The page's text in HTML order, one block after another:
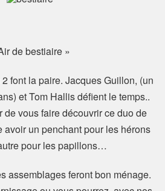
de bestiaire »
font la paire. Jacques Guillon, (un
et Tom Hallis défient le temps..
de vous faire découvrir ce duo de
avoir un penchant pour les hérons
pour les papillons…
assemblages feront bon ménage.